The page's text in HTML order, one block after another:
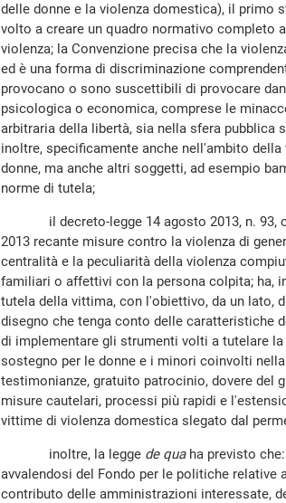
delle donne e la violenza domestica), il primo
volto a creare un quadro normativo completo
violenza; la Convenzione precisa che la
ed è una forma di discriminazione
provocano o sono suscettibili di provocare
psicologica o economica, comprese le
arbitraria della libertà, sia nella sfera pubblica
inoltre, specificamente anche nell'ambito
donne, ma anche altri soggetti, ad esempio
norme di tutela;
il decreto-legge 14 agosto 2013, n. 93,
2013 recante misure contro la violenza di
centralità e la peculiarità della violenza
familiari o affettivi con la persona colpita; ha,
tutela della vittima, con l'obiettivo, da un lato,
disegno che tenga conto delle caratteristiche
di implementare gli strumenti volti a tutelare
sostegno per le donne e i minori coinvolti
testimonianze, gratuito patrocinio, dovere del
misure cautelari, processi più rapidi e
vittime di violenza domestica slegato dal
inoltre, la legge de quaha previsto
avvalendosi del Fondo per le politiche
contributo delle amministrazioni interessate,